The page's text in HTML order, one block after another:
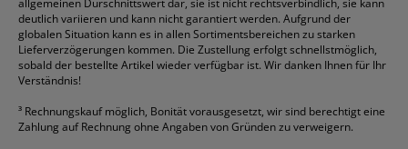
allgemeinen Durschnittswert dar, sie ist nicht rechtsverbindlich, sie kann
deutlich variieren und kann nicht garantiert werden. Aufgrund der
globalen Situation kann es in allen Sortimentsbereichen zu starken
Lieferverzögerungen kommen. Die Zustellung erfolgt schnellstmöglich,
sobald der bestellte Artikel wieder verfügbar ist. Wir danken Ihnen für Ihr
Verständnis!
³ Rechnungskauf möglich, Bonität vorausgesetzt, wir sind berechtigt eine
Zahlung auf Rechnung ohne Angaben von Gründen zu verweigern.